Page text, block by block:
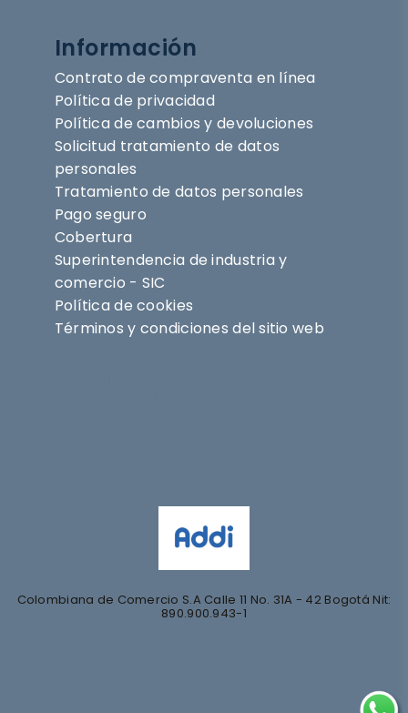
Información
Contrato de compraventa en línea
Política de privacidad
Política de cambios y devoluciones
Solicitud tratamiento de datos
personales
Tratamiento de datos personales
Pago seguro
Cobertura
Superintendencia de industria y
comercio - SIC
Política de cookies
Términos y condiciones del sitio web
Colombiana de Comercio S.A Calle 11 No. 31A - 42 Bogotá Nit:
890.900.943-1